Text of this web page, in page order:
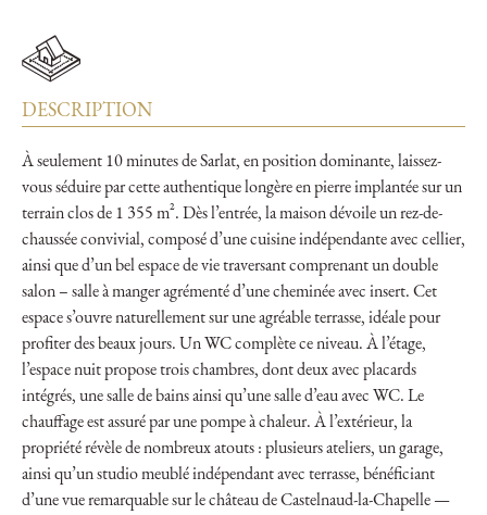
DESCRIPTION
À seulement 10 minutes de Sarlat, en position dominante, laissez-
vous séduire par cette authentique longère en pierre implantée sur un
terrain clos de 1 355 m². Dès l’entrée, la maison dévoile un rez-de-
chaussée convivial, composé d’une cuisine indépendante avec cellier,
ainsi que d’un bel espace de vie traversant comprenant un double
salon – salle à manger agrémenté d’une cheminée avec insert. Cet
espace s’ouvre naturellement sur une agréable terrasse, idéale pour
profiter des beaux jours. Un WC complète ce niveau. À l’étage,
l’espace nuit propose trois chambres, dont deux avec placards
intégrés, une salle de bains ainsi qu’une salle d’eau avec WC. Le
chauffage est assuré par une pompe à chaleur. À l’extérieur, la
propriété révèle de nombreux atouts : plusieurs ateliers, un garage,
ainsi qu’un studio meublé indépendant avec terrasse, bénéficiant
d’une vue remarquable sur le château de Castelnaud-la-Chapelle —